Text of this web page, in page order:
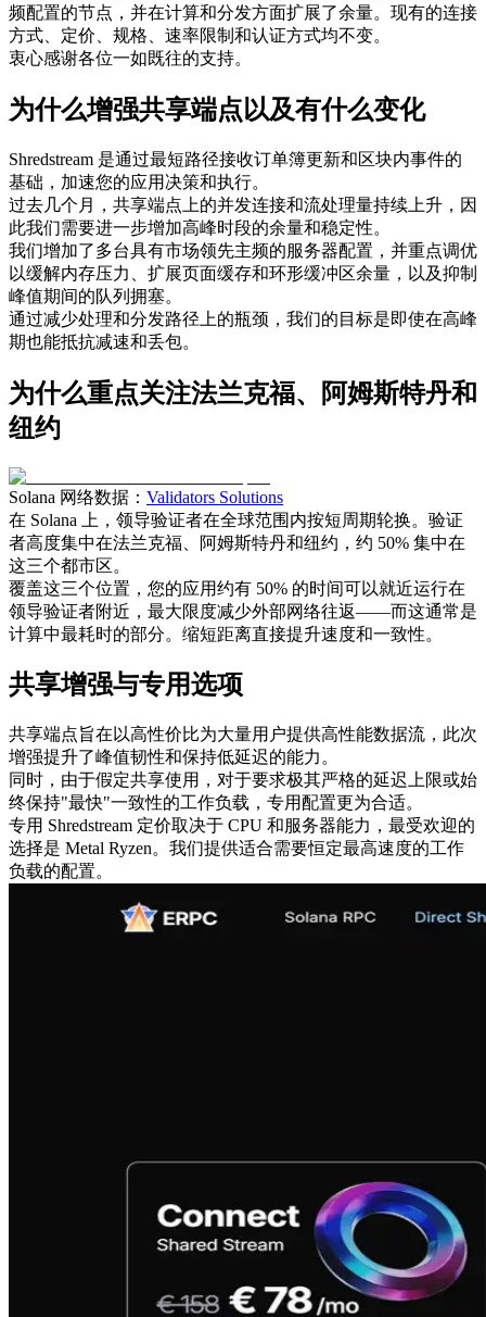
频配置的节点，并在计算和分发方面扩展了余量。现有的连接
方式、定价、规格、速率限制和认证方式均不变。
衷心感谢各位一如既往的支持。
为什么增强共享端点以及有什么变化
Shredstream 是通过最短路径接收订单簿更新和区块内事件的
基础，加速您的应用决策和执行。
过去几个月，共享端点上的并发连接和流处理量持续上升，因
此我们需要进一步增加高峰时段的余量和稳定性。
我们增加了多台具有市场领先主频的服务器配置，并重点调优
以缓解内存压力、扩展页面缓存和环形缓冲区余量，以及抑制
峰值期间的队列拥塞。
通过减少处理和分发路径上的瓶颈，我们的目标是即使在高峰
期也能抵抗减速和丢包。
为什么重点关注法兰克福、阿姆斯特丹和
纽约
Solana 网络数据： Validators Solutions
在 Solana 上，领导验证者在全球范围内按短周期轮换。验证
者高度集中在法兰克福、阿姆斯特丹和纽约，约 50% 集中在
这三个都市区。
覆盖这三个位置，您的应用约有 50% 的时间可以就近运行在
领导验证者附近，最大限度减少外部网络往返——而这通常是
计算中最耗时的部分。缩短距离直接提升速度和一致性。
共享增强与专用选项
共享端点旨在以高性价比为大量用户提供高性能数据流，此次
增强提升了峰值韧性和保持低延迟的能力。
同时，由于假定共享使用，对于要求极其严格的延迟上限或始
终保持"最快"一致性的工作负载，专用配置更为合适。
专用 Shredstream 定价取决于 CPU 和服务器能力，最受欢迎的
选择是 Metal Ryzen。我们提供适合需要恒定最高速度的工作
负载的配置。